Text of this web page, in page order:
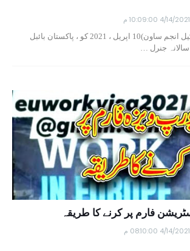
4/14/2021 10:09:00 م
لاہور(تریضہ پیٹر +شکیل انجم ساون)10 اپریل ، 2021 کو ، پاکستان بائبل
جنرل …
فارم پر کرنے کا طریقہ
4/14/2021 08:10:00 م